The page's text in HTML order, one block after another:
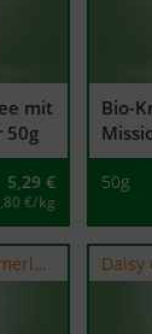
mit
50g
5,29 €
€/kg
Bio-
50g
Kräutergarten Pommerland Daisy